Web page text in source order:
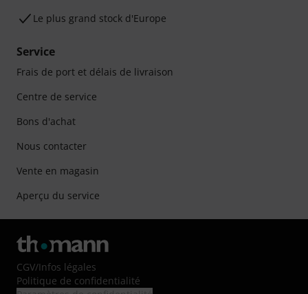
Le plus grand stock d'Europe
Service
Frais de port et délais de livraison
Centre de service
Bons d'achat
Nous contacter
Vente en magasin
Aperçu du service
CGV/Infos légales
Politique de confidentialité